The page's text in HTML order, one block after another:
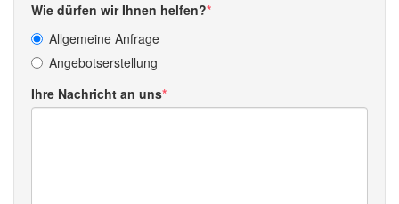
Wie dürfen wir Ihnen helfen?
Allgemeine Anfrage
Angebotserstellung
Ihre Nachricht an uns